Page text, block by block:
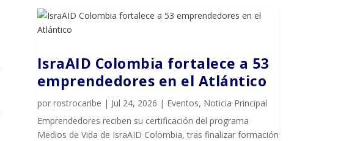
IsraAID Colombia fortalece a 53
emprendedores en el Atlántico
por rostrocaribe | Jul 24, 2026 | Eventos, Noticia Principal
Emprendedores reciben su certificación del programa
Medios de Vida de IsraAID Colombia, tras finalizar formación